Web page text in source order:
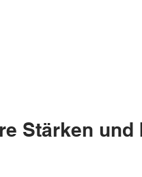
Stärken und